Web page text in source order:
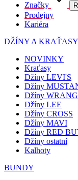
Značky
Prodejny
Kariéra
DŽÍNY A KRAŤASY
NOVINKY
Kraťasy
Džíny LEVI'S
Džíny
Džíny
Džíny LEE
Džíny CROSS
Džíny MAVI
Džíny RED
Džíny ostatní
Kalhoty
BUNDY